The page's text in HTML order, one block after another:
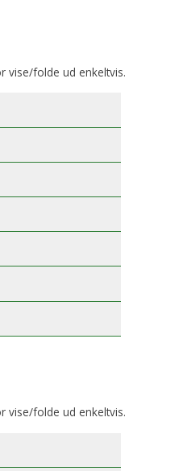
vise/folde ud enkeltvis.
vise/folde ud enkeltvis.